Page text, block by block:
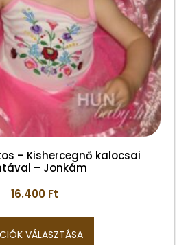
– Kishercegnő kalocsai
– Jonkám
16.400 Ft
VÁLASZTÁSA